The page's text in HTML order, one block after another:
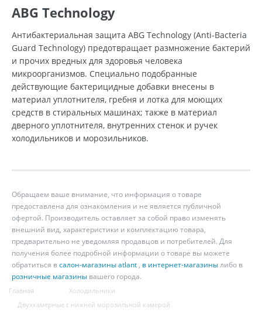
ABG Technology
Антибактериальная защита ABG Technology (Anti-Bacteria
Guard Technology) предотвращает размножение бактерий
и прочих вредных для здоровья человека
микроорганизмов. Специально подобранные
действующие бактерицидные добавки внесены в
материал уплотнителя, гребня и лотка для моющих
средств в стиральных машинах; также в материал
дверного уплотнителя, внутренних стенок и ручек
холодильников и морозильников.
Обращаем ваше внимание, что информация о товаре
предоставлена для ознакомления и не является публичной
офертой. Производитель оставляет за собой право изменять
внешний вид, характеристики и комплектацию товара,
предварительно не уведомляя продавцов и потребителей. Для
получения более подробной информации о товаре вы можете
обратиться всалон-магазины atlant , в интернет-магазинылибо в
розничные магазины вашего города.
Главная
Холодильники
Двухкамерные с нижней морозильной камерой